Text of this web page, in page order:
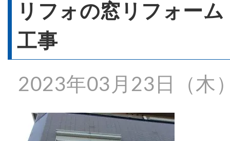
- 窓リフォーム
- 窓シャッター
施工事例一覧
リフォの窓リフォー
工事
2023年03月23日（木